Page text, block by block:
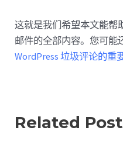
这就是我们希望本文能帮
邮件的全部内容。您可能
WordPress 垃圾评论的重
Related